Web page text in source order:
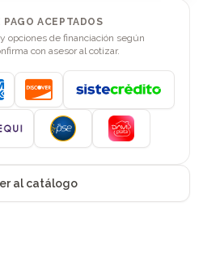
PAGO ACEPTADOS
opciones de financiación según
con asesor al cotizar.
Express
Discover
al catálogo